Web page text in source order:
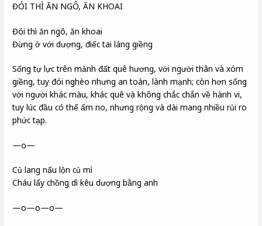
ĐÓI THÌ ĂN NGÔ, ĂN KHOAI
Đói thì ăn ngô, ăn khoai
Đừng ở với dượng, điếc tai láng giềng
Sống tự lực trên mảnh đất quê hương, với người thân và xóm
giềng, tuy đói nghèo nhưng an toàn, lành mạnh; còn hơn sống
với người khác màu, khác quê và không chắc chắn về hành vi,
tuy lúc đầu có thể ấm no, nhưng rộng và dài mang nhiều rủi ro
phức tạp.
—o—
Củ lang nấu lộn củ mì
Cháu lấy chồng dì kêu dượng bằng anh
—o—o—o—